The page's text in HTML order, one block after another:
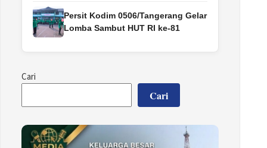
Persit Kodim 0506/Tangerang Gelar
Lomba Sambut HUT RI ke-81
Cari
Cari